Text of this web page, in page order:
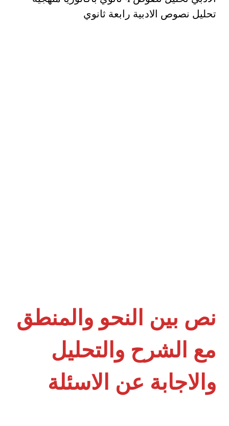
تحليل نصوص الادبية رابعة ثانوي
نص بين النحو والمنطق
مع الشرح والتحليل
والاجابة عن الاسئلة